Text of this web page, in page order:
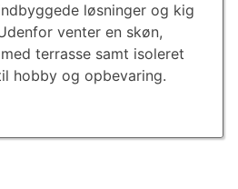
løsninger og kig
venter en skøn,
terrasse samt isoleret
hobby og opbevaring.